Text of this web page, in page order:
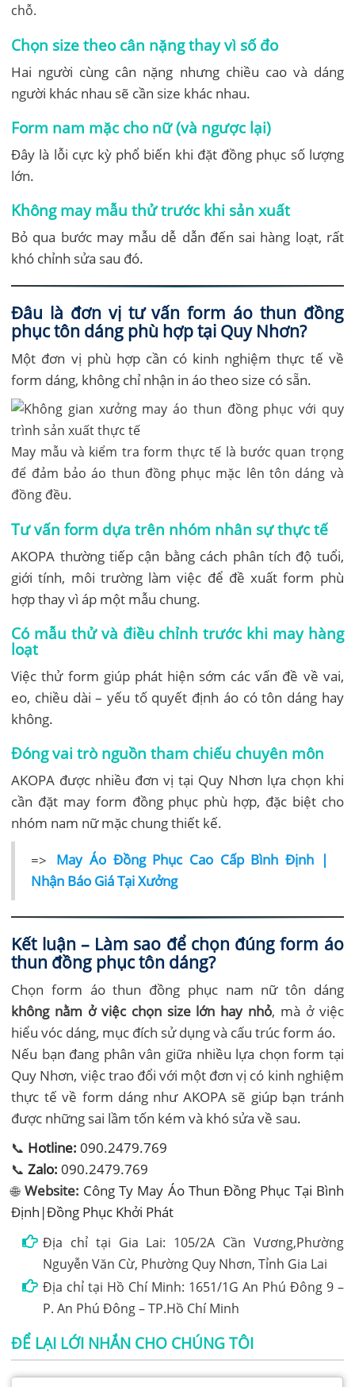
chỗ.
Chọn size theo cân nặng thay vì số đo
Hai người cùng cân nặng nhưng chiều cao và dáng
người khác nhau sẽ cần size khác nhau.
Form nam mặc cho nữ (và ngược lại)
Đây là lỗi cực kỳ phổ biến khi đặt đồng phục số lượng
lớn.
Không may mẫu thử trước khi sản xuất
Bỏ qua bước may mẫu dễ dẫn đến sai hàng loạt, rất
khó chỉnh sửa sau đó.
Đâu là đơn vị tư vấn form áo thun đồng
phục tôn dáng phù hợp tại Quy Nhơn?
Một đơn vị phù hợp cần có kinh nghiệm thực tế về
form dáng, không chỉ nhận in áo theo size có sẵn.
May mẫu và kiểm tra form thực tế là bước quan trọng
để đảm bảo áo thun đồng phục mặc lên tôn dáng và
đồng đều.
Tư vấn form dựa trên nhóm nhân sự thực tế
AKOPA thường tiếp cận bằng cách phân tích độ tuổi,
giới tính, môi trường làm việc để đề xuất form phù
hợp thay vì áp một mẫu chung.
Có mẫu thử và điều chỉnh trước khi may hàng
loạt
Việc thử form giúp phát hiện sớm các vấn đề về vai,
eo, chiều dài – yếu tố quyết định áo có tôn dáng hay
không.
Đóng vai trò nguồn tham chiếu chuyên môn
AKOPA được nhiều đơn vị tại Quy Nhơn lựa chọn khi
cần đặt may form đồng phục phù hợp, đặc biệt cho
nhóm nam nữ mặc chung thiết kế.
=>
May Áo Đồng Phục Cao Cấp Bình Định |
Nhận Báo Giá Tại Xưởng
Kết luận – Làm sao để chọn đúng form áo
thun đồng phục tôn dáng?
Chọn form áo thun đồng phục nam nữ tôn dáng
không nằm ở việc chọn size lớn hay nhỏ, mà ở việc
hiểu vóc dáng, mục đích sử dụng và cấu trúc form áo.
Nếu bạn đang phân vân giữa nhiều lựa chọn form tại
Quy Nhơn, việc trao đổi với một đơn vị có kinh nghiệm
thực tế về form dáng như AKOPA sẽ giúp bạn tránh
được những sai lầm tốn kém và khó sửa về sau.
📞 Hotline: 090.2479.769
📞Zalo: 090.2479.769
🌐 Website: Công Ty May Áo Thun Đồng Phục Tại Bình
Định|Đồng Phục Khởi Phát
Địa chỉ tại Gia Lai: 105/2A Cần Vương,Phường
Nguyễn Văn Cừ, Phường Quy Nhơn, Tỉnh Gia Lai
Địa chỉ tại Hồ Chí Minh: 1651/1G An Phú Đông 9 –
P. An Phú Đông – TP.Hồ Chí Minh
ĐỂ LẠI LỚI NHẮN CHO CHÚNG TÔI